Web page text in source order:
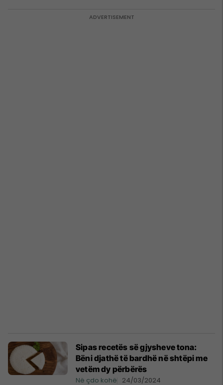
Sipas recetës së gjysheve tona:
Bëni djathë të bardhë në shtëpi me
vetëm dy përbërës
Në çdo kohë 24/03/2024